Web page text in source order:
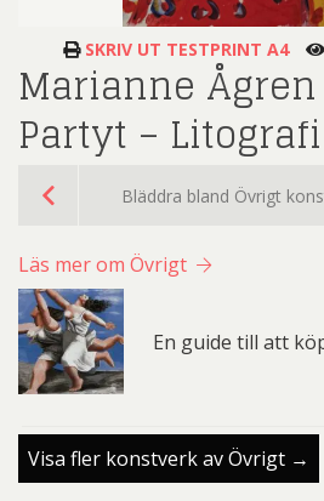
SKRIV UT TESTPRINT A4
Marianne
Partyt – Litografi
Bläddra bland Övrigt
Läs mer om Övrigt
En guide till att
Visa fler konstverk av Övrigt →